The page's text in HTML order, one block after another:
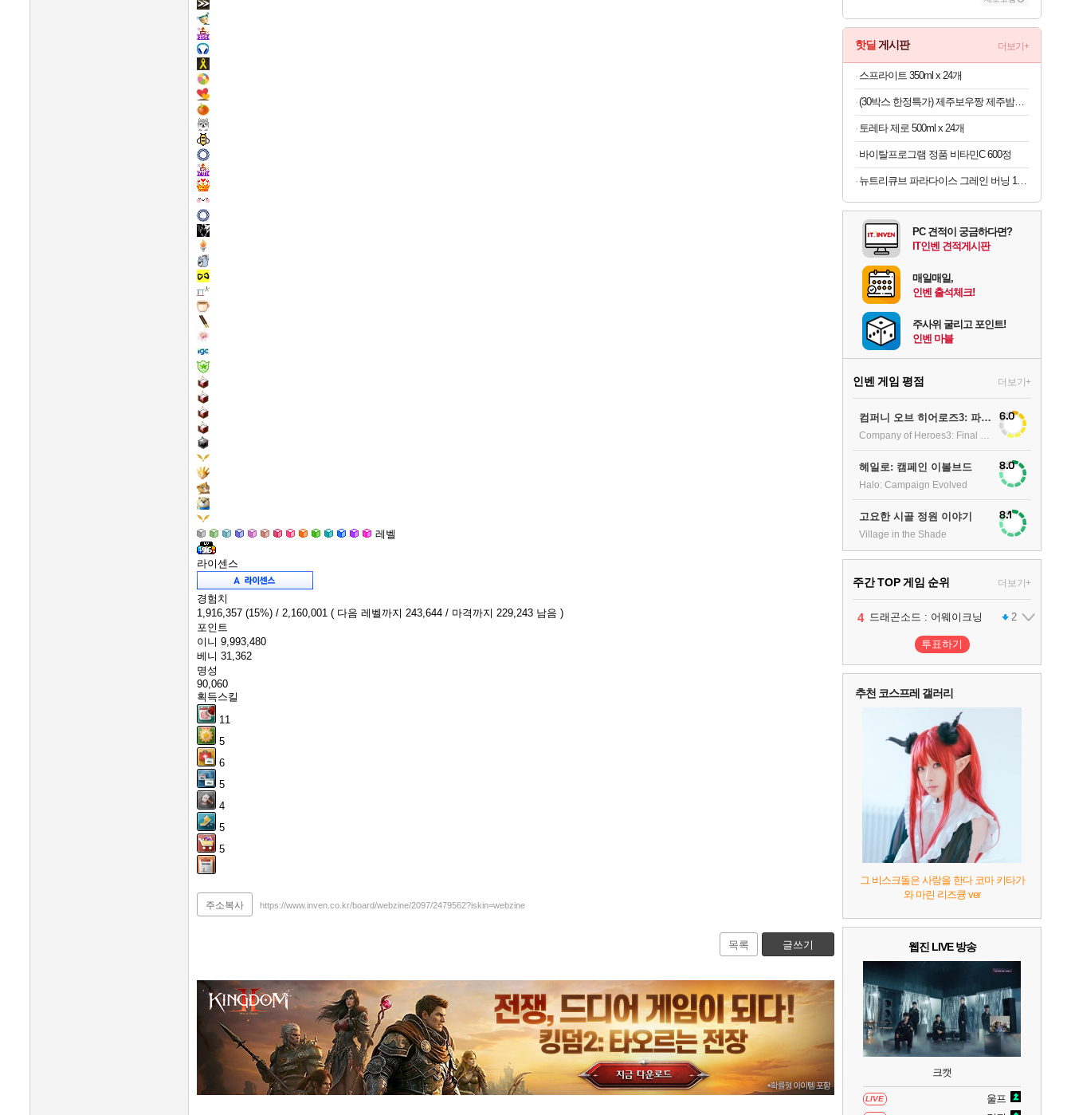
레벨
라이센스
경험치
1,916,357 (15%) / 2,160,001 ( 다음 레벨까지 243,644 / 마격까지 229,243 남음 )
포인트
이니 9,993,480
베니 31,362
명성
90,060
획득스킬
11
5
6
5
4
5
5
주소복사 https://www.inven.co.kr/board/webzine/2097/2479562?iskin=webzine
목록 글쓰기
핫딜 게시판 더보기+
스프라이트 350ml x 24개
(30박스 한정특가) 제주보우짱 제주밤호박 미니단호박 로얄과 5kg
토레타 제로 500ml x 24개
바이탈프로그램 정품 비타민C 600정
뉴트리큐브 파라다이스 그레인 버닝 120정
PC 견적이 궁금하다면?
IT인벤 견적게시판
매일매일,
인벤 출석체크!
주사위 굴리고 포인트!
인벤 마블
인벤 게임 평점 더보기+
컴퍼니 오브 히어로즈3: 파이널 스탠드 6.0
헤일로: 캠페인 이볼브드
Halo: Campaign Evolved
8.0
고요한 시골 정원 이야기
Village in the Shade
8.1
주간 TOP 게임 순위 더보기+
1 팰월드
2 1
3 프로야구스피리츠2026 2
4 드래곤소드 : 어웨이크닝 2
5 블라인드 삼국 1
6 그랑블루 판타지 리링크 - 엔드리스 라그나로크 1
리듬 천국 미라클 스타즈
헤일로: 캠페인 이볼브드
캡틴 츠바사 2 월드 파이터즈
레고 배트맨: 레거시 오브 더 다크 나이트
투표하기
추천 코스프레 갤러리
그 비스크돌은 사랑을 한다 코마 키타가
와 마린 리즈큥 ver
웹진 LIVE 방송
크캣
LIVE 울프